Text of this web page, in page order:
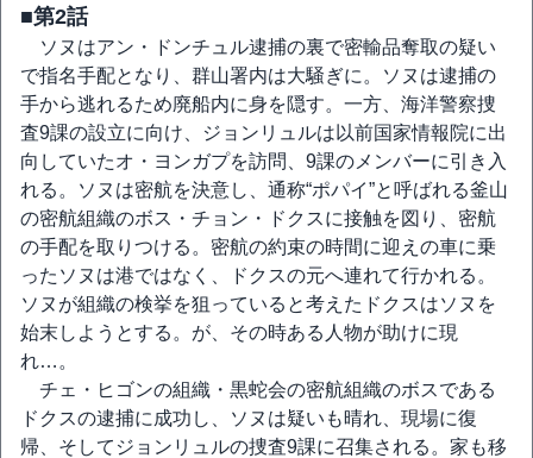
■第2話
ソヌはアン・ドンチュル逮捕の裏で密輸品奪取の疑い
で指名手配となり、群山署内は大騒ぎに。ソヌは逮捕の
手から逃れるため廃船内に身を隠す。一方、海洋警察捜
査9課の設立に向け、ジョンリュルは以前国家情報院に出
向していたオ・ヨンガプを訪問、9課のメンバーに引き入
れる。ソヌは密航を決意し、通称“ポパイ”と呼ばれる釜山
の密航組織のボス・チョン・ドクスに接触を図り、密航
の手配を取りつける。密航の約束の時間に迎えの車に乗
ったソヌは港ではなく、ドクスの元へ連れて行かれる。
ソヌが組織の検挙を狙っていると考えたドクスはソヌを
始末しようとする。が、その時ある人物が助けに現
れ…。
チェ・ヒゴンの組織・黒蛇会の密航組織のボスである
ドクスの逮捕に成功し、ソヌは疑いも晴れ、現場に復
帰、そしてジョンリュルの捜査9課に召集される。家も移